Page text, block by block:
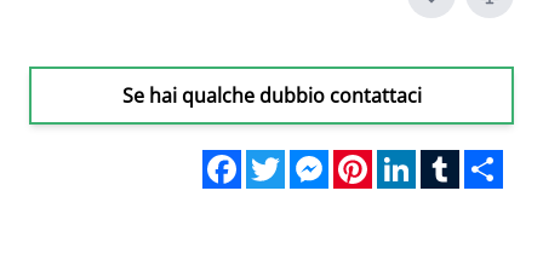
Se hai qualche dubbio contattaci
FacebookTwitterMessengerPinterestLinkedInTumblr